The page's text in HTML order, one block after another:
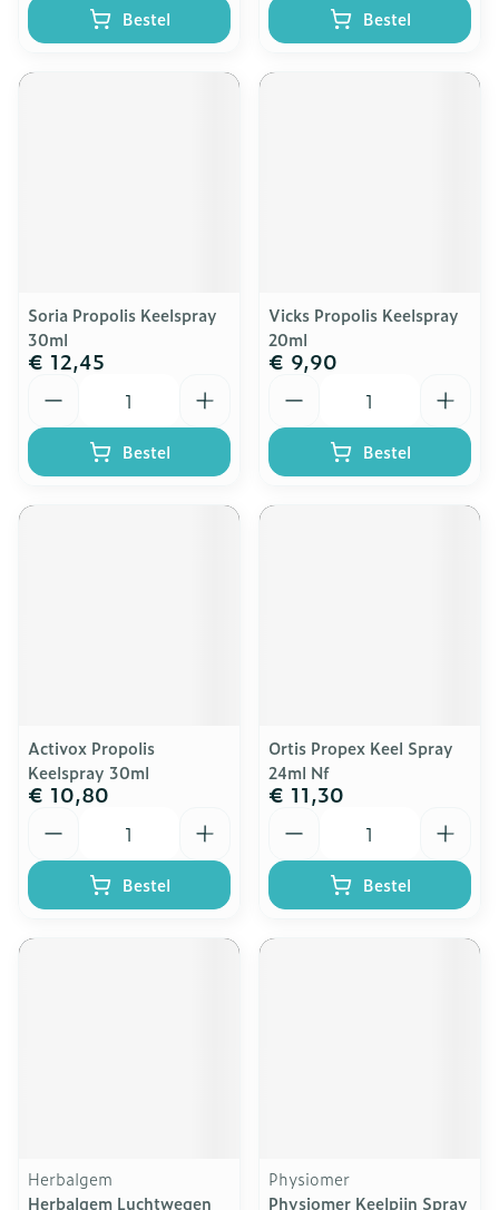
Bestel Bestel
Soria Propolis Keelspray
30ml
€ 12,45
Bestel
Vicks Propolis Keelspray
20ml
€ 9,90
Bestel
Activox Propolis
Keelspray 30ml
€ 10,80
Bestel
Ortis Propex Keel Spray
24ml Nf
€ 11,30
Bestel
Herbalgem
Herbalgem Luchtwegen
Physiomer
Physiomer Keelpijn Spray